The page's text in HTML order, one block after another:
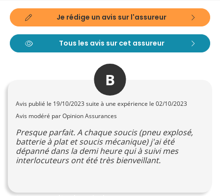
Je rédige un avis sur l'assureur
Tous les avis sur cet assureur
B
Avis publié le 19/10/2023 suite à une expérience le 02/10/2023
Avis modéré par Opinion Assurances
Presque parfait. A chaque soucis (pneu explosé,
batterie à plat et soucis mécanique) j'ai été
dépanné dans la demi heure qui à suivi mes
interlocuteurs ont été très bienveillant.